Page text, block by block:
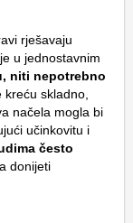
rješavaju
u jednostavnim
niti nepotrebno
skladno,
načela mogla bi
učinkovitu i
često
donijeti